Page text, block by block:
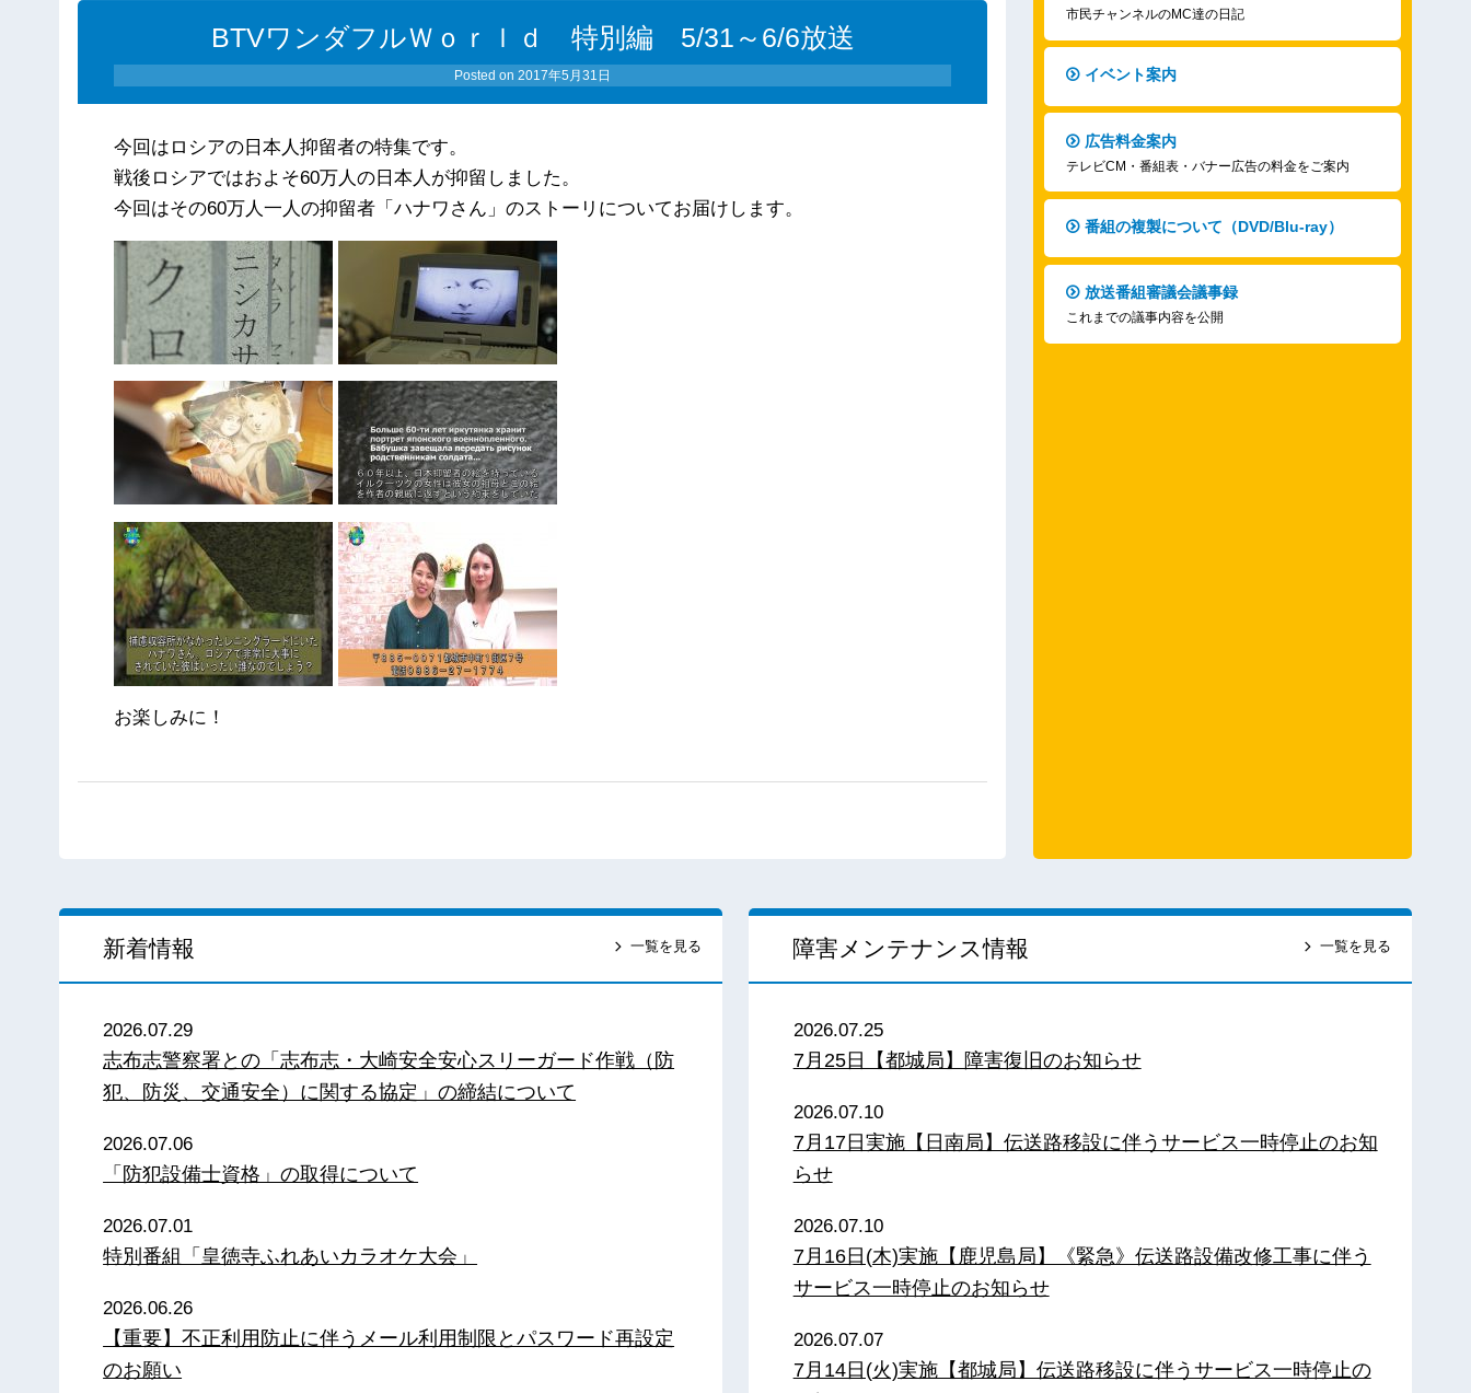
BTVワンダフルＷｏｒｌｄ 特別編 5/31～6/6放送
Posted on2017年5月31日
今回はロシアの日本人抑留者の特集です。
戦後ロシアではおよそ60万人の日本人が抑留しました。
今回はその60万人一人の抑留者「ハナワさん」のストーリについてお届けします。
お楽しみに！
市民チャンネルのMC達の日記
イベント案内
広告料金案内
テレビCM・番組表・バナー広告の料金をご案内
番組の複製について（DVD/Blu-ray）
放送番組審議会議事録
これまでの議事内容を公開
新着情報 一覧を見る
2026.07.29
志布志警察署との「志布志・大崎安全安心スリーガード作戦（防
犯、防災、交通安全）に関する協定」の締結について
2026.07.06
「防犯設備士資格」の取得について
2026.07.01
特別番組「皇徳寺ふれあいカラオケ大会」
2026.06.26
【重要】不正利用防止に伴うメール利用制限とパスワード再設定
のお願い
障害メンテナンス情報 一覧を見る
2026.07.25
7月25日【都城局】障害復旧のお知らせ
2026.07.10
7月17日実施【日南局】伝送路移設に伴うサービス一時停止のお知
らせ
2026.07.10
7月16日(木)実施【鹿児島局】《緊急》伝送路設備改修工事に伴う
サービス一時停止のお知らせ
2026.07.07
7月14日(火)実施【都城局】伝送路移設に伴うサービス一時停止の